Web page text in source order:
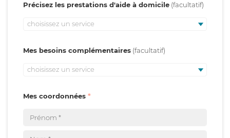
Précisez les prestations d'aide à domicile
choisissez un service
Mes besoins complémentaires
choisissez un service
Mes coordonnées